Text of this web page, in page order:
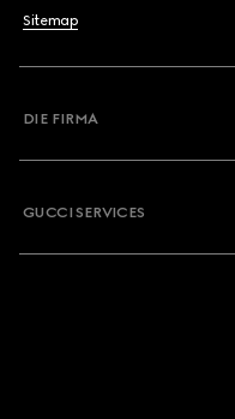
Sitemap
DIE FIRMA
GUCCI SERVICES